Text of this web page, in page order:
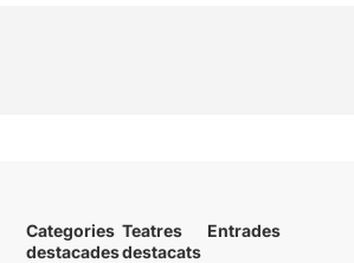
Categories
destacades
Teatres
destacats
Entrades